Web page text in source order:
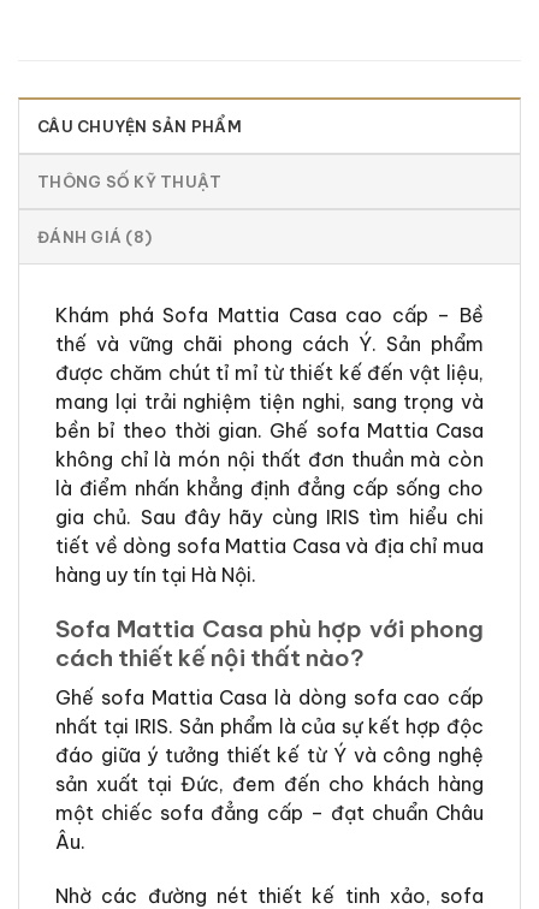
CÂU CHUYỆN SẢN PHẨM
ĐÁNH GIÁ (8)
THÔNG SỐ KỸ THUẬT
Khám phá Sofa Mattia Casa cao cấp – Bề
thế và vững chãi phong cách Ý. Sản phẩm
được chăm chút tỉ mỉ từ thiết kế đến vật liệu,
mang lại trải nghiệm tiện nghi, sang trọng và
bền bỉ theo thời gian. Ghế sofa Mattia Casa
không chỉ là món nội thất đơn thuần mà còn
là điểm nhấn khẳng định đẳng cấp sống cho
gia chủ. Sau đây hãy cùng IRIS tìm hiểu chi
tiết về dòng sofa Mattia Casa và địa chỉ mua
hàng uy tín tại Hà Nội.
Sofa Mattia Casa phù hợp với phong
cách thiết kế nội thất nào?
Ghế sofa Mattia Casa là dòng sofa cao cấp
nhất tại IRIS. Sản phẩm là của sự kết hợp độc
đáo giữa ý tưởng thiết kế từ Ý và công nghệ
sản xuất tại Đức, đem đến cho khách hàng
một chiếc sofa đẳng cấp – đạt chuẩn Châu
Âu.
Nhờ các đường nét thiết kế tinh xảo, sofa